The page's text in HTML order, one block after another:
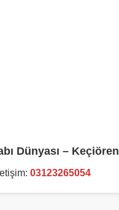
Dünyası – Keçiören
İletişim: 03123265054